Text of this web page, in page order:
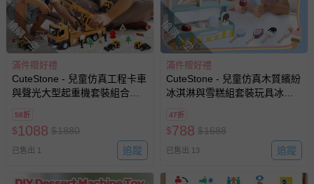
搶購一空
滿件贈好禮
CuteStone - 兒童仿真工程卡車
與聲光大型起重機套裝組合玩
58折
$1088 $1880
已售出 1 追蹤
搶購一空
滿件贈好禮
CuteStone - 兒童仿真木質繽紛
冰淇淋與雪糕組套裝玩具冰淇
47折
$788 $1688
已售出 13 追蹤